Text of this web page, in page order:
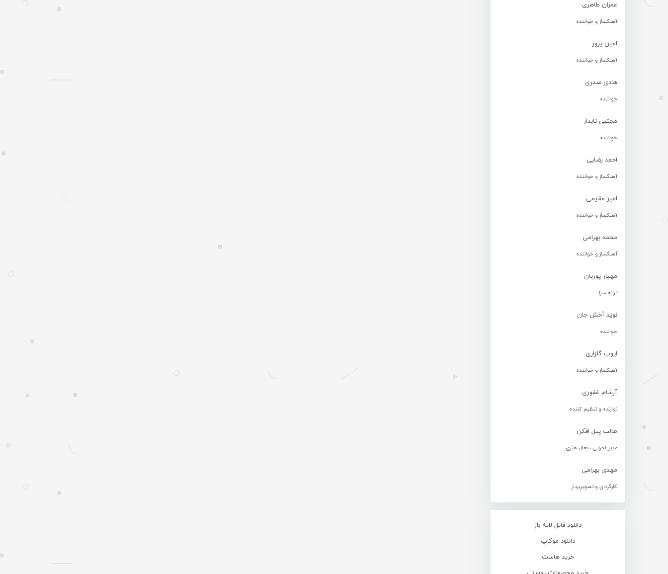
عمران طاهری
آهنگساز و خواننده
امین پرور
آهنگساز و خواننده
هادی صدری
خواننده
مجتبی تابدار
خواننده
احمد رضایی
آهنگساز و خواننده
امیر مقیمی
آهنگساز و خواننده
محمد بهرامی
آهنگساز و خواننده
مهیار پوریان
ترانه سرا
نوید آخش جان
خواننده
ایوب گلزاری
آهنگساز و خواننده
آرشام غفوری
نوازنده و تنظیم کننده
طالب پیل افکن
مدیر اجرایی ، فعال هنری
مهدی بهرامی
کارگردان و تصویربردار
دانلود فایل لایه باز
دانلود موکاپ
خرید هاست